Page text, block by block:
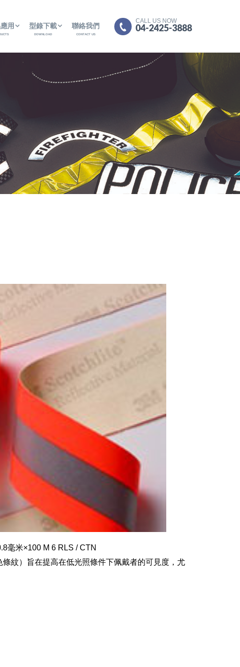
CALL US NOW
04-2425-3888
用 型錄下載
DOWNLOAD
聯絡我們
CONTACT US
毫米×100 M 6 RLS / CTN
紋）旨在提高在低光照條件下佩戴者的可見度，尤